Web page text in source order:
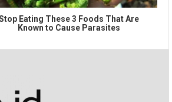
Eating These 3 Foods That Are
Known to Cause Parasites